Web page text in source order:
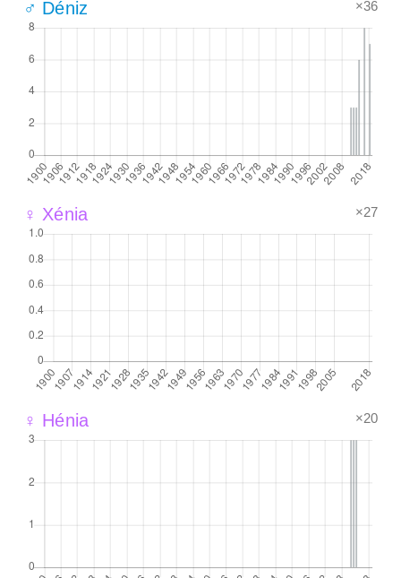
♂ Déniz ×36
♀ Xénia ×27
♀ Hénia ×20